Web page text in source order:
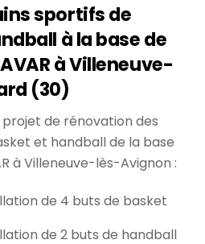
sportifs de
à la base de
à Villeneuve-
(30)
projet de rénovation des
et handball de la base
à Villeneuve-lès-Avignon :
de 4 buts de basket
de 2 buts de handball